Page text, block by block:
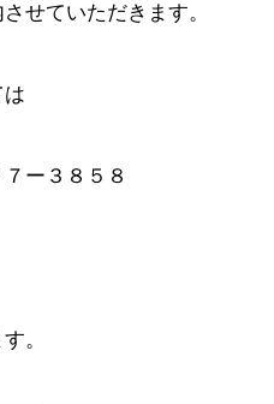
せていただきます。
ー３８５８
。